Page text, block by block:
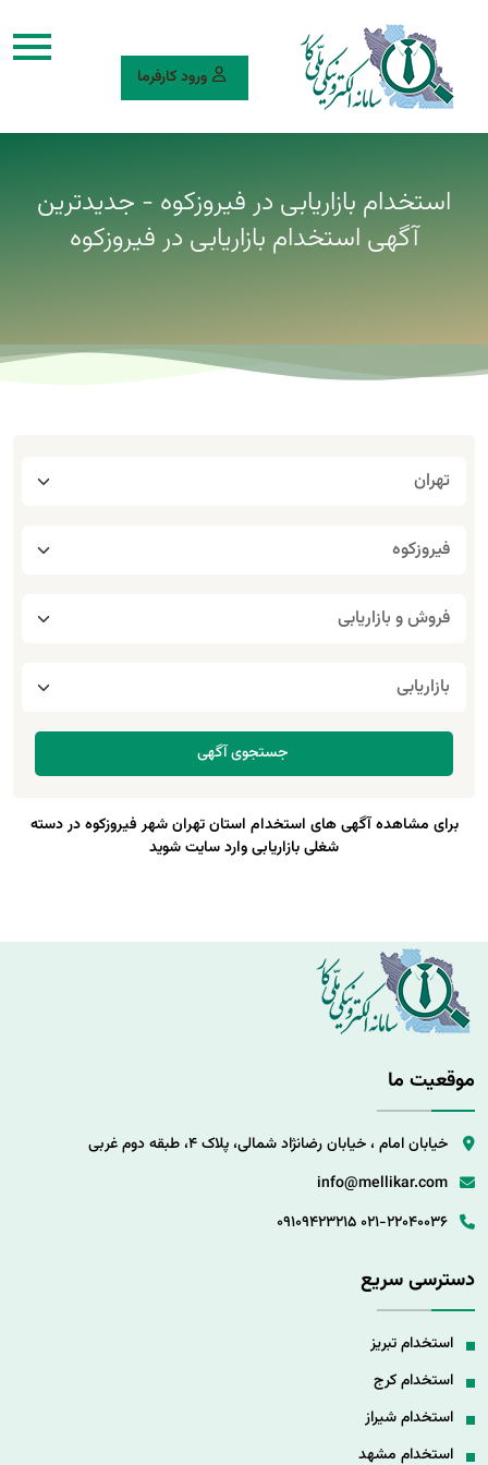
ورود کارفرما
استخدام بازاریابی در فیروزکوه - جدیدترین
آگهی استخدام بازاریابی در فیروزکوه
برای مشاهده آگهی های استخدام استان تهران شهر فیروزکوه در دسته
شغلی بازاریابی وارد سایت شوید
موقعیت ما
خیابان امام ، خیابان رضانژاد شمالی، پلاک 4، طبقه دوم غربی
info@mellikar.com
021-22040036
09109423215
دسترسی سریع
استخدام تبریز
استخدام کرج
استخدام شیراز
استخدام مشهد